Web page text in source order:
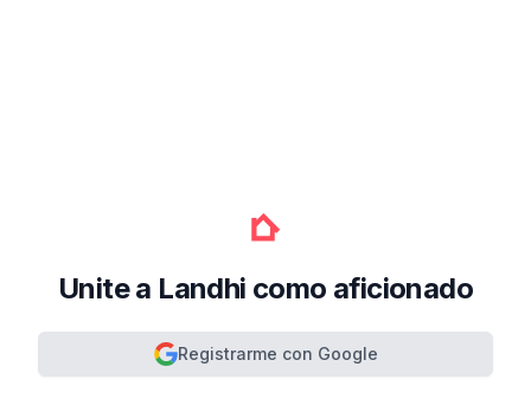
Unite a Landhi como aficionado
Registrarme con Google